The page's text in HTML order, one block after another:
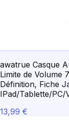
awatrue Casque
Limite de Volume
Définition, Fiche
IPad/Tablette/PC/
13,99 €